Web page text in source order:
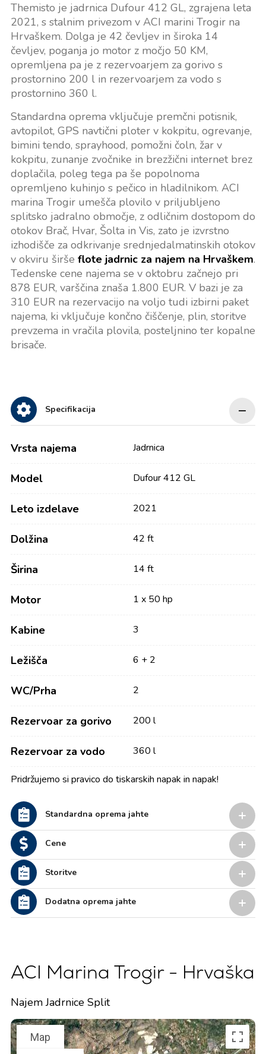
Themisto je jadrnica Dufour 412 GL, zgrajena leta
2021, s stalnim privezom v ACI marini Trogir na
Hrvaškem. Dolga je 42 čevljev in široka 14
čevljev, poganja jo motor z močjo 50 KM,
opremljena pa je z rezervoarjem za gorivo s
prostornino 200 l in rezervoarjem za vodo s
prostornino 360 l.
Standardna oprema vključuje premčni potisnik,
avtopilot, GPS navtični ploter v kokpitu, ogrevanje,
bimini tendo, sprayhood, pomožni čoln, žar v
kokpitu, zunanje zvočnike in brezžični internet brez
doplačila, poleg tega pa še popolnoma
opremljeno kuhinjo s pečico in hladilnikom. ACI
marina Trogir umešča plovilo v priljubljeno
splitsko jadralno območje, z odličnim dostopom do
otokov Brač, Hvar, Šolta in Vis, zato je izvrstno
izhodišče za odkrivanje srednjedalmatinskih otokov
v okviru širše flote jadrnic za najem na Hrvaškem.
Tedenske cene najema se v oktobru začnejo pri
878 EUR, varščina znaša 1.800 EUR. V bazi je za
310 EUR na rezervacijo na voljo tudi izbirni paket
najema, ki vključuje končno čiščenje, plin, storitve
prevzema in vračila plovila, posteljnino ter kopalne
brisače.
Specifikacija
Vrsta najema Jadrnica
Model Dufour 412 GL
Leto izdelave 2021
Dolžina 42 ft
Širina 14 ft
Motor 1 x 50 hp
Kabine 3
Ležišča 6 + 2
WC/Prha 2
Rezervoar za gorivo 200 l
Rezervoar za vodo 360 l
Pridržujemo si pravico do tiskarskih napak in napak!
Standardna oprema jahte
Cene
Storitve
Dodatna oprema jahte
ACI Marina Trogir - Hrvaška
Najem Jadrnice Split
Map